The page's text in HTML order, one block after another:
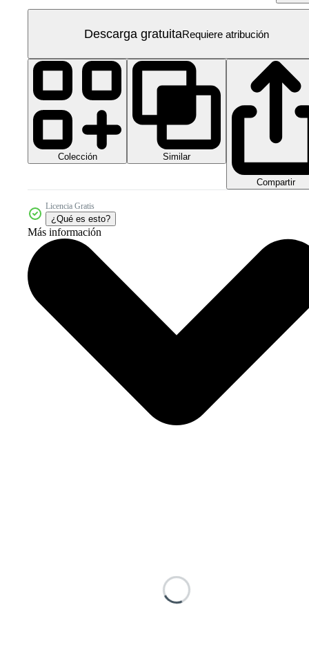
Descarga gratuitaRequiere atribución
Colección Similar
Compartir
Licencia Gratis
¿Qué es esto?
Más información